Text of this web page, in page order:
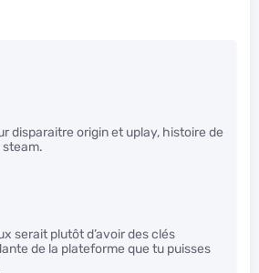
disparaitre origin et uplay, histoire de
steam.
serait plutôt d’avoir des clés
de la plateforme que tu puisses